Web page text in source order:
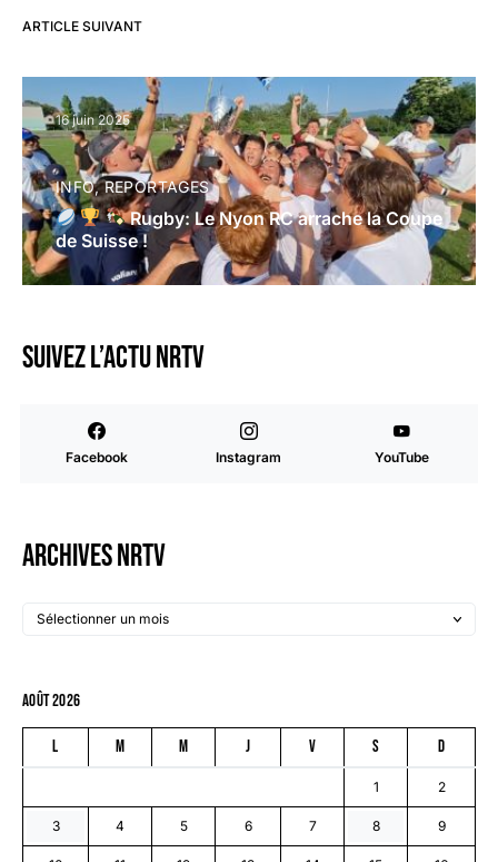
ARTICLE SUIVANT
16 juin 2025
INFO REPORTAGES
Rugby: Le Nyon RC arrache la Coupe
de Suisse !
Suivez l’actu NRTV
Facebook Instagram YouTube
Archives NRTV
août 2026
L M M J V S D
1 2
3 4 5 6 7 8 9